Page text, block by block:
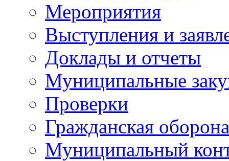
Мероприятия
Выступления и
Доклады и отчеты
Муниципальные
Проверки
Гражданская
Муниципальный